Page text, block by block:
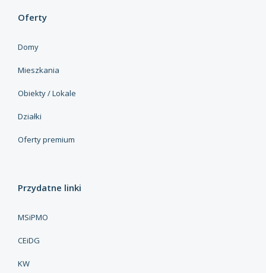
Oferty
Domy
Mieszkania
Obiekty / Lokale
Działki
Oferty premium
Przydatne linki
MSiPMO
CEiDG
KW